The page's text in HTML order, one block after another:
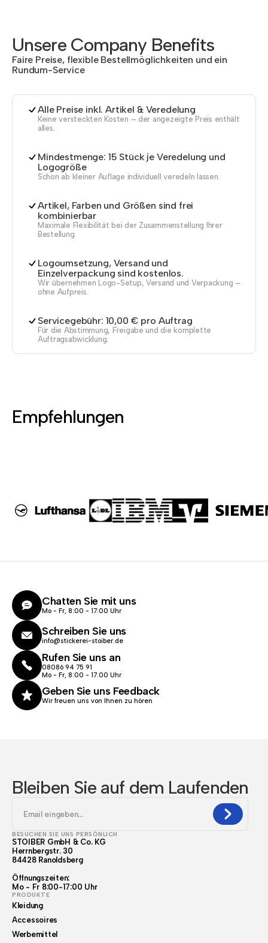
Unsere Company Benefits
Faire Preise, flexible Bestellmöglichkeiten und ein
Rundum-Service
Alle Preise inkl. Artikel & Veredelung
Keine versteckten Kosten – der angezeigte Preis enthält
alles.
Mindestmenge: 15 Stück je Veredelung und
Logogröße
Schon ab kleiner Auflage individuell veredeln lassen.
Artikel, Farben und Größen sind frei
kombinierbar
Maximale Flexibilität bei der Zusammenstellung Ihrer
Bestellung.
Logoumsetzung, Versand und
Einzelverpackung sind kostenlos.
Wir übernehmen Logo-Setup, Versand und Verpackung –
ohne Aufpreis.
Servicegebühr: 10,00 € pro Auftrag
Für die Abstimmung, Freigabe und die komplette
Auftragsabwicklung.
Empfehlungen
Chatten Sie mit uns
Mo - Fr, 8:00 - 17:00 Uhr
Schreiben Sie uns
info@stickerei-stoiber.de
Rufen Sie uns an
08086 94 75 91
Mo - Fr, 8:00 - 17.00 Uhr
Geben Sie uns Feedback
Wir freuen uns von Ihnen zu hören
Bleiben Sie auf dem Laufenden
BESUCHEN SIE UNS PERSÖNLICH
STOIBER GmbH & Co. KG
Herrnbergstr. 30
84428 Ranoldsberg
Öffnungszeiten:
Mo - Fr 8:00-17:00 Uhr
PRODUKTE
Kleidung
Accessoires
Werbemittel